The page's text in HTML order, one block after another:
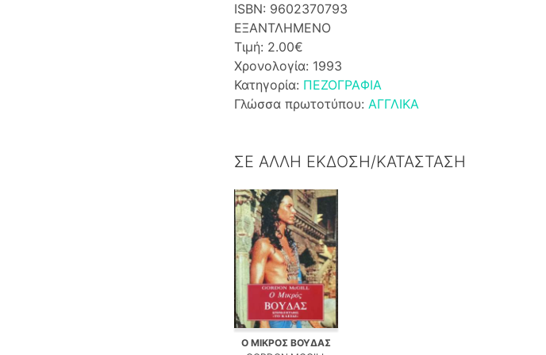
ISBN: 9602370793
ΕΞΑΝΤΛΗΜΕΝΟ
Τιμή: 2.00€
Χρονολογία: 1993
Κατηγορία: ΠΕΖΟΓΡΑΦΙΑ
Γλώσσα πρωτοτύπου: ΑΓΓΛΙΚΑ
ΣΕ ΑΛΛΗ ΕΚΔΟΣΗ/ΚΑΤΑΣΤΑΣΗ
Ο ΜΙΚΡΟΣ ΒΟΥΔΑΣ